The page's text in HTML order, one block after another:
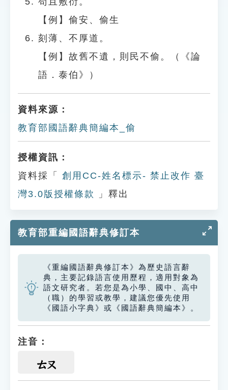
【例】偷安、偷生
刻薄、不厚道。
【例】故舊不遺，則民不偷。（《論
語．泰伯》）
資料來源：
教育部國語辭典簡編本_偷
授權資訊：
資料採「
創用CC-姓名標示- 禁止改作 臺
灣3.0版授權條款
」釋出
教育部重編國語辭典修訂本
《重編國語辭典修訂本》為歷史語言辭
典，主要記錄語言使用歷程，適用對象為
語文研究者。若您是為小學、國中、高中
（職）的學習或教學，建議您優先使用
《國語小字典》或《國語辭典簡編本》。
注音：
ㄊㄡ